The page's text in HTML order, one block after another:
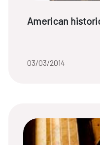
News title:
American
Date of the news::
03/03/2014